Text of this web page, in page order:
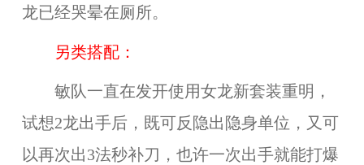
龙已经哭晕在厕所。
另类搭配：
敏队一直在发开使用女龙新套装重明，
试想2龙出手后，既可反隐出隐身单位，又可
以再次出3法秒补刀，也许一次出手就能打爆